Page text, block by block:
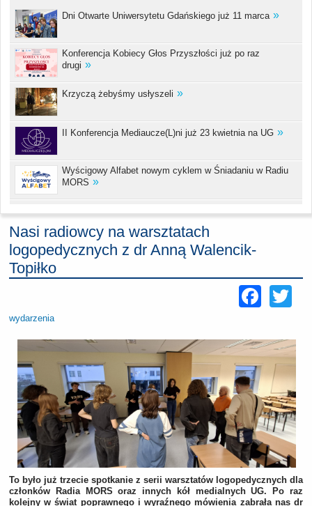
Dni Otwarte Uniwersytetu Gdańskiego już 11 marca
Konferencja Kobiecy Głos Przyszłości już po raz
drugi
Krzyczą żebyśmy usłyszeli
II Konferencja Mediaucze(L)ni już 23 kwietnia na UG
Wyścigowy Alfabet nowym cyklem w Śniadaniu w Radiu
MORS
Nasi radiowcy na warsztatach
logopedycznych z dr Anną Walencik-
Topiłko
wydarzenia
To było już trzecie spotkanie z serii warsztatów logopedycznych dla
członków Radia MORS oraz innych kół medialnych UG. Po raz
kolejny w świat poprawnego i wyraźnego mówienia zabrała nas dr